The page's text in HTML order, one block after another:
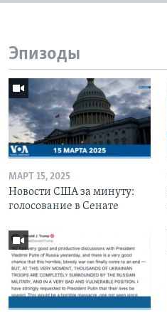
Эпизоды
МАРТ 15, 2025
Новости США за минуту:
голосование в Сенате